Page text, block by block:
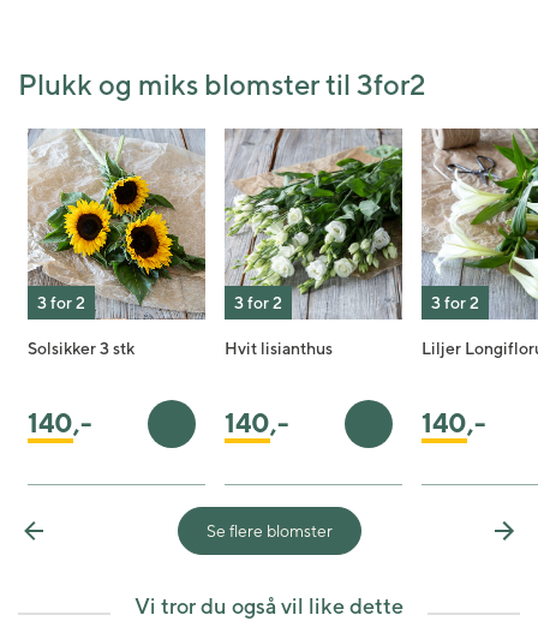
Plukk og miks blomster til 3for2
3 for 2
Solsikker 3 stk
140,- Legg i handlekurv
3 for 2
Hvit lisianthus
140,- Legg i handlekurv
3 for 2
Liljer
140,-
Previous Se flere blomster
Vi tror du også vil like dette